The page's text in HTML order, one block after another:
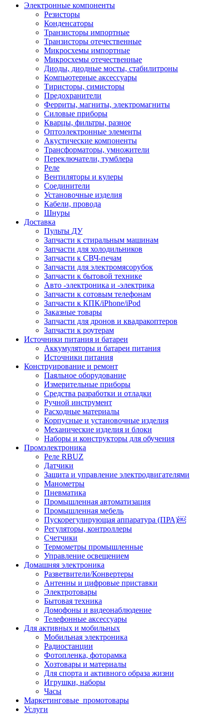
Электронные компоненты
Резисторы
Конденсаторы
Транзисторы импортные
Транзисторы отечественные
Микросхемы импортные
Микросхемы отечественные
Диоды, диодные мосты, стабилитроны
Компьютерные аксессуары
Тиристоры, симисторы
Предохранители
Ферриты, магниты, электромагниты
Силовые приборы
Кварцы, фильтры, разное
Оптоэлектронные элементы
Акустические компоненты
Трансформаторы, умножители
Переключатели, тумблера
Реле
Вентиляторы и кулеры
Соединители
Установочные изделия
Кабели, провода
Шнуры
Доставка
Пульты ДУ
Запчасти к стиральным машинам
Запчасти для холодильников
Запчасти к СВЧ-печам
Запчасти для электромясорубок
Запчасти к бытовой технике
Авто -электроника и -электрика
Запчасти к сотовым телефонам
Запчасти к КПК/iPhone/iPod
Заказные товары
Запчасти для дронов и квадракоптеров
Запчасти к роутерам
Источники питания и батареи
Аккумуляторы и батареи питания
Источники питания
Конструирование и ремонт
Паяльное оборудование
Измерительные приборы
Средства разработки и отладки
Ручной инструмент
Расходные материалы
Корпусные и установочные изделия
Механические изделия и блоки
Наборы и конструкторы для обучения
Промэлектроника
Реле RBUZ
Датчики
Защита и управление электродвигателями
Манометры
Пневматика
Промышленная автоматизация
Промышленная мебель
Пускорегулирующая аппаратура (ПРА)￼
Регуляторы, контроллеры
Счетчики
Термометры промышленные
Управление освещением
Домашняя электроника
Разветвители/Конвертеры
Антенны и цифровые приставки
Электротовары
Бытовая техника
Домофоны и видеонаблюдение
Телефонные аксессуары
Для активных и мобильных
Мобильная электроника
Радиостанции
Фотопленка, фоторамка
Хозтовары и материалы
Для спорта и активного образа жизни
Игрушки, наборы
Часы
Маркетинговые_промотовары
Услуги